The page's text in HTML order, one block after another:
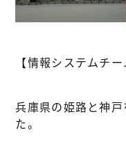
【情報システムチ
兵庫県の姫路と神
た。